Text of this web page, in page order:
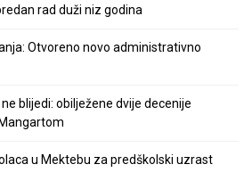
rad duži niz godina
Otvoreno novo administrativno
blijedi: obilježene dvije decenije
u Mektebu za predškolski uzrast